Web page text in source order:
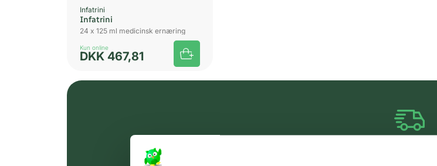
Infatrini
Infatrini
24 x 125 ml medicinsk ernæring
Kun online
DKK 467,81